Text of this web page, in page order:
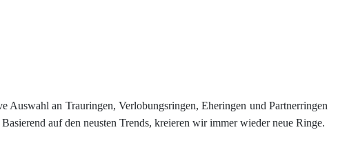
Auswahl an Trauringen, Verlobungsringen, Eheringen und Partnerringen
auf den neusten Trends, kreieren wir immer wieder neue Ringe.